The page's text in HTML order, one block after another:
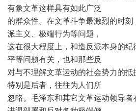
有象文革这样具有如此广泛
的群众性。在文革斗争最激烈的时
派主义、极端行为等问题，
这在很大程度上，和造反派本身的纪
平等问题有关，也和那些反
对与不理解文革运动的社会势力的抵
特别是后者，往往为人们所
忽略。毛泽东和其它文革运动领导